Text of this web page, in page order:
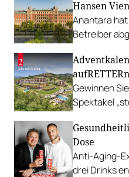
Hansen
Anantara hat
Betreiber
werden,
Restaurants.
Resort
Gewinnen
Spektakel
Dose
Anti-Aging-
drei Drinks